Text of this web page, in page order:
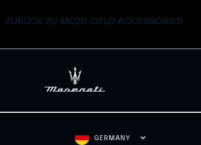
ZURÜCK ZU MC20 CIELO ACCESSORIES
GERMANY